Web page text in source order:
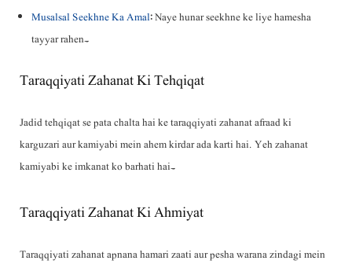
Musalsal Seekhne Ka Amal: Naye hunar seekhne ke liye hamesha
tayyar rahen۔
Taraqqiyati Zahanat Ki Tehqiqat
Jadid tehqiqat se pata chalta hai ke taraqqiyati zahanat afraad ki
karguzari aur kamiyabi mein ahem kirdar ada karti hai. Yeh zahanat
kamiyabi ke imkanat ko barhati hai۔
Taraqqiyati Zahanat Ki Ahmiyat
Taraqqiyati zahanat apnana hamari zaati aur pesha warana zindagi mein